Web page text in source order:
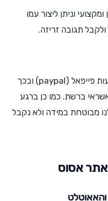
וניתן ליצור עמו
ולקבל תגובה זריזה.
ז. ניתן לשלם באתר אסוס באמצעות פייפאל (paypal) ובכך
ברשת. כמו כן ברגע
מבוטחת במידה ולא נקבל